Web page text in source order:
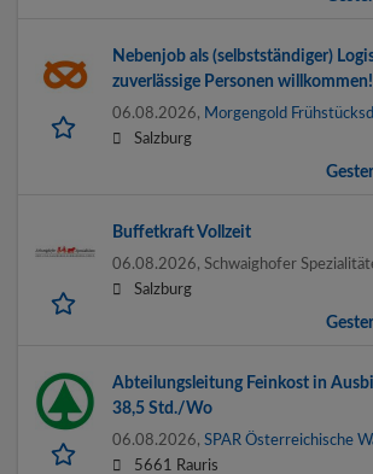
Nebenjob als (selbstständiger)
zuverlässige Personen willkommen!
06.08.2026, Morgengold
Salzburg
Buffetkraft Vollzeit
06.08.2026, Schwaighofer
Salzburg
Abteilungsleitung Feinkost in
38,5 Std./Wo
06.08.2026, SPAR Österreichische
5661 Rauris